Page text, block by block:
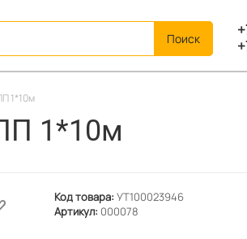
1*10м
1*10м
Код товара: УТ100023946
Артикул: 000078